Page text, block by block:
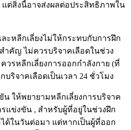
แต่สิ่งนี้อาจส่งผลต่อประสิทธิภาพใน
ะหลีกเลี่ยงไม่ให้กระทบกับการฝึก
คัญ ไม่ควรบริจาคเลือดในช่วง
รหลีกเลี่ยงการออกกำลังกาย (ที่
บริจาคเลือดเป็นเวลา 24 ชั่วโมง
ให้พยายามหลีกเลี่ยงการบริจาค
รแข่งขัน , สำหรับผู้ที่อยู่ในช่วงฝึก
ด้ในวันต่อมา แต่หากเป็นผู้ที่ออก